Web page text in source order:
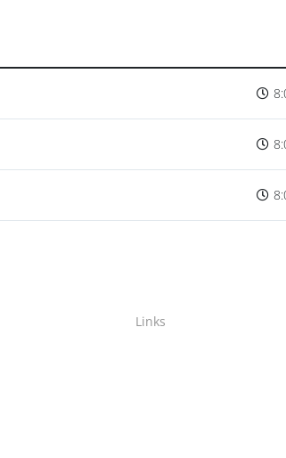
Links